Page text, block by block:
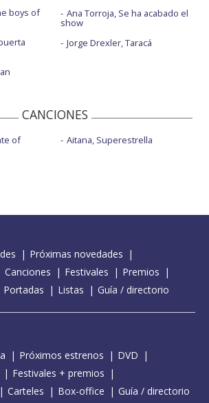
boys of
Ana Torroja, Se ha acabado el
show
Jorge Drexler, Taracá
CANCIONES
of Aitana, Superestrella
Próximas novedades
Canciones Festivales
Premios
Portadas Listas Guía / directorio
Próximos estrenos
DVD
Festivales + premios
Carteles Box-office Guía / directorio